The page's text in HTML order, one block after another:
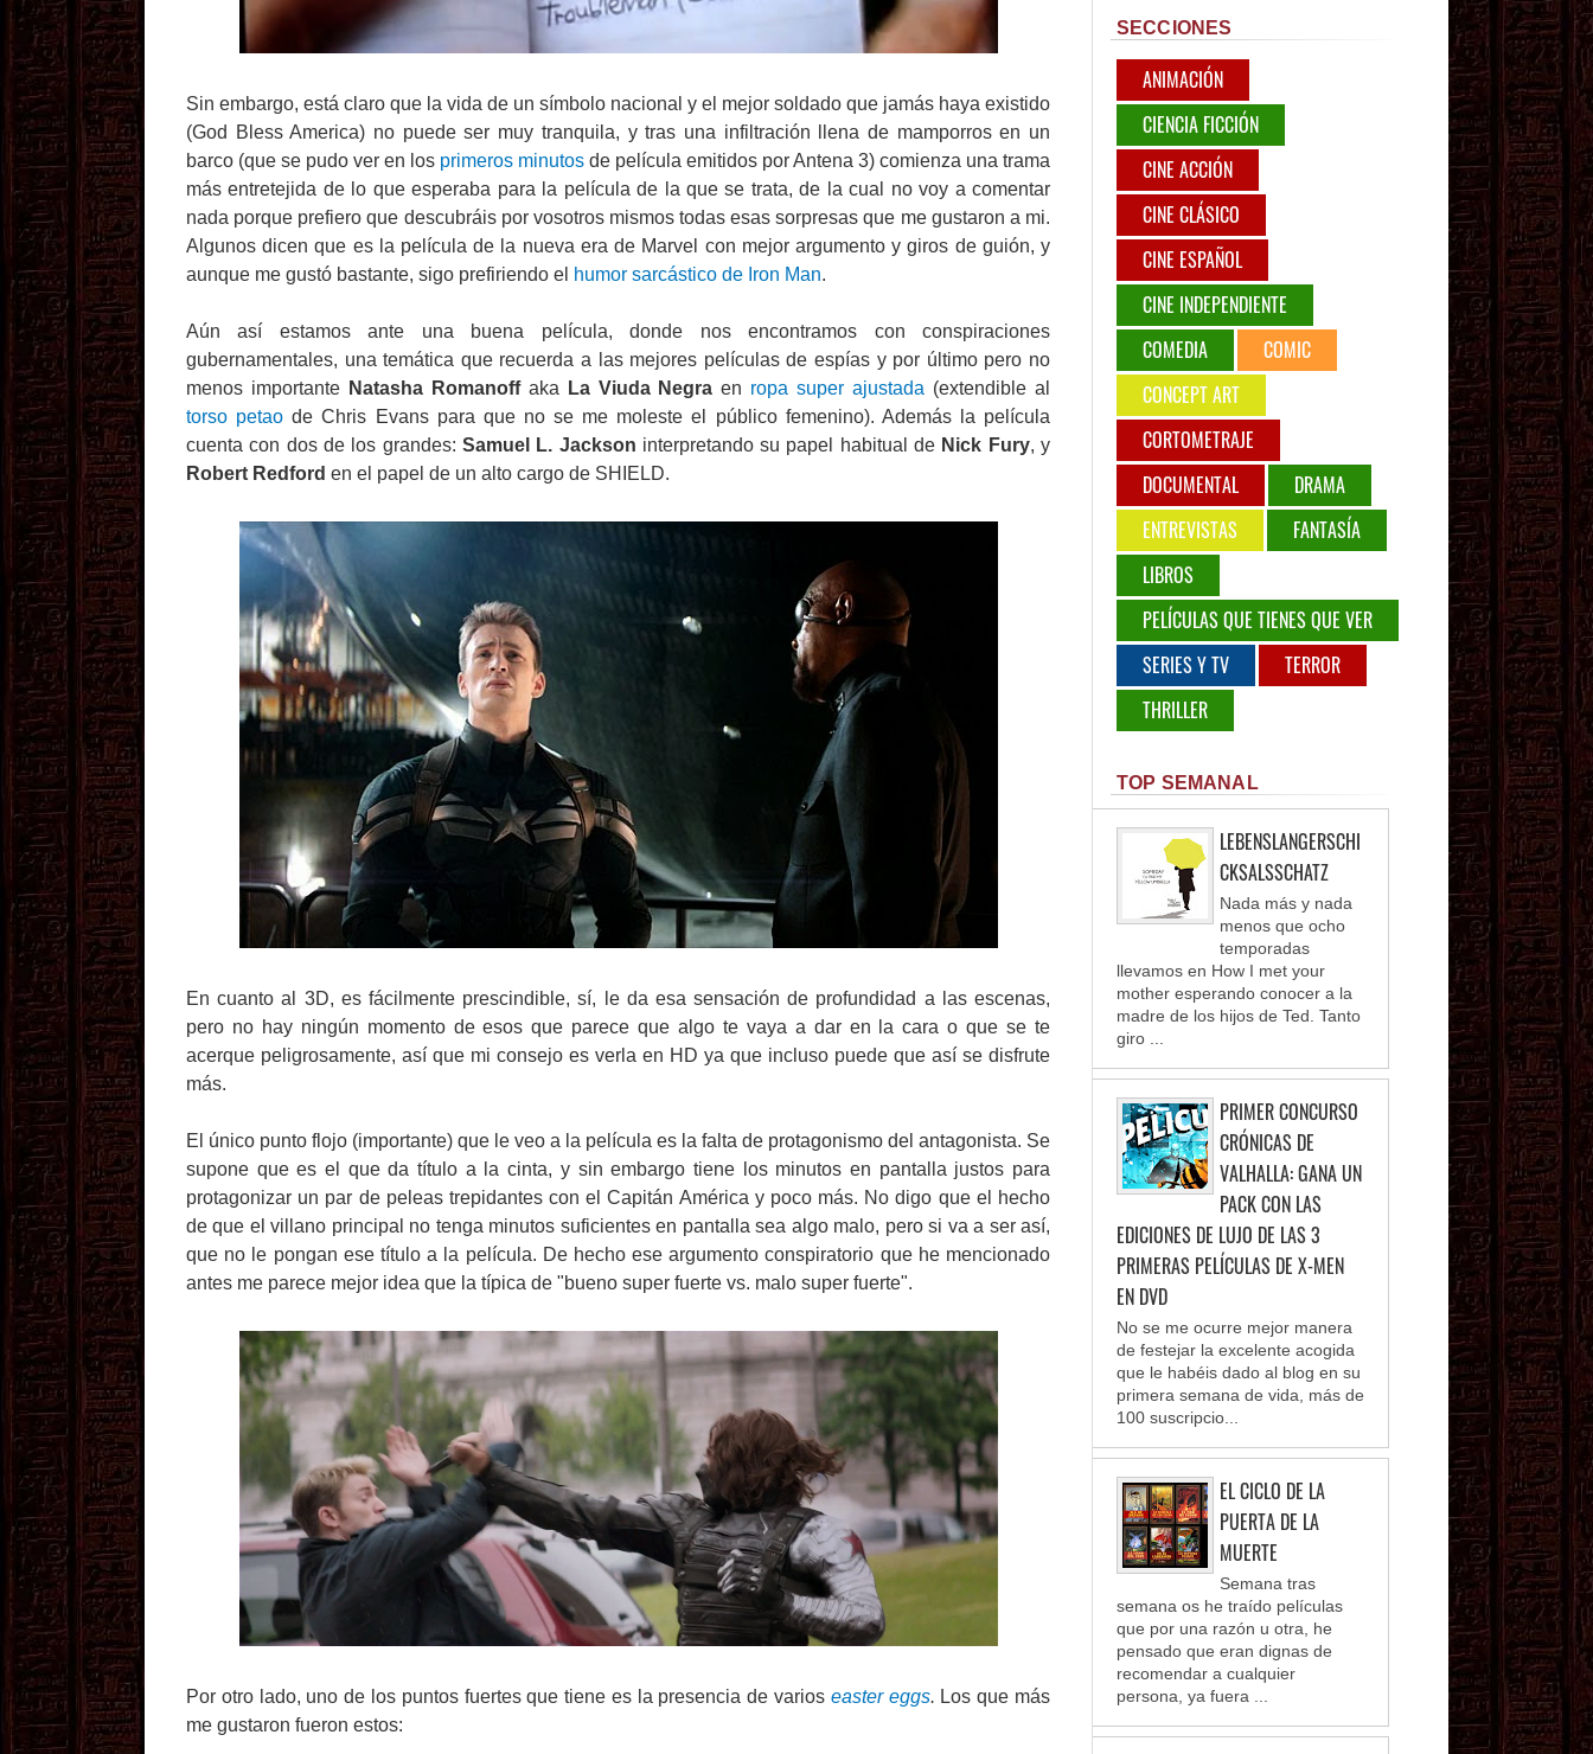
Sin embargo, está claro que la vida de un símbolo nacional y el mejor soldado que jamás haya existido
(God Bless America) no puede ser muy tranquila, y tras una infiltración llena de mamporros en un
barco (que se pudo ver en los primeros minutos de película emitidos por Antena 3) comienza una trama
más entretejida de lo que esperaba para la película de la que se trata, de la cual no voy a comentar
nada porque prefiero que descubráis por vosotros mismos todas esas sorpresas que me gustaron a mi.
Algunos dicen que es la película de la nueva era de Marvel con mejor argumento y giros de guión, y
aunque me gustó bastante, sigo prefiriendo el humor sarcástico de Iron Man.
Aún así estamos ante una buena película, donde nos encontramos con conspiraciones
gubernamentales, una temática que recuerda a las mejores películas de espías y por último pero no
menos importante Natasha Romanoff aka La Viuda Negra en ropa super ajustada (extendible al
torso petao de Chris Evans para que no se me moleste el público femenino). Además la película
cuenta con dos de los grandes: Samuel L. Jackson interpretando su papel habitual de Nick Fury, y
Robert Redford en el papel de un alto cargo de SHIELD.
En cuanto al 3D, es fácilmente prescindible, sí, le da esa sensación de profundidad a las escenas,
pero no hay ningún momento de esos que parece que algo te vaya a dar en la cara o que se te
acerque peligrosamente, así que mi consejo es verla en HD ya que incluso puede que así se disfrute
más.
El único punto flojo (importante) que le veo a la película es la falta de protagonismo del antagonista. Se
supone que es el que da título a la cinta, y sin embargo tiene los minutos en pantalla justos para
protagonizar un par de peleas trepidantes con el Capitán América y poco más. No digo que el hecho
de que el villano principal no tenga minutos suficientes en pantalla sea algo malo, pero si va a ser así,
que no le pongan ese título a la película. De hecho ese argumento conspiratorio que he mencionado
antes me parece mejor idea que la típica de "bueno super fuerte vs. malo super fuerte".
Por otro lado, uno de los puntos fuertes que tiene es la presencia de varios easter eggs. Los que más
me gustaron fueron estos:
SECCIONES
ANIMACIÓN
CIENCIA FICCIÓN
CINE ACCIÓN
CINE CLÁSICO
CINE ESPAÑOL
CINE INDEPENDIENTE
COMEDIA
COMIC
CONCEPT ART
CORTOMETRAJE
DOCUMENTAL
DRAMA
ENTREVISTAS
FANTASÍA
LIBROS
PELÍCULAS QUE TIENES QUE VER
SERIES Y TV
TERROR
THRILLER
TOP SEMANAL
LEBENSLANGERSCHI
CKSALSSCHATZ
Nada más y nada
menos que ocho
temporadas
llevamos en How I met your
mother esperando conocer a la
madre de los hijos de Ted. Tanto
giro ...
PRIMER CONCURSO
CRÓNICAS DE
VALHALLA: GANA UN
PACK CON LAS
EDICIONES DE LUJO DE LAS 3
PRIMERAS PELÍCULAS DE X-MEN
EN DVD
No se me ocurre mejor manera
de festejar la excelente acogida
que le habéis dado al blog en su
primera semana de vida, más de
100 suscripcio...
EL CICLO DE LA
PUERTA DE LA
MUERTE
Semana tras
semana os he traído películas
que por una razón u otra, he
pensado que eran dignas de
recomendar a cualquier
persona, ya fuera ...